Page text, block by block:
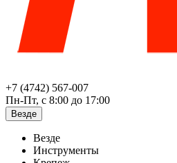
+7 (4742) 567-007
Пн-Пт, с 8:00 до 17:00
Везде
Везде
Инструменты